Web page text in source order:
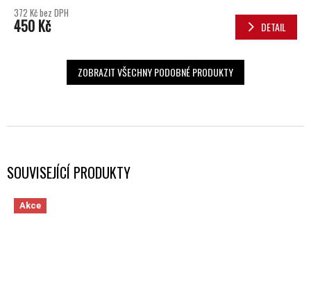
SOUVISEJÍCÍ PRODUKTY
Akce
372 Kč bez DPH
450 Kč DETAIL
ZOBRAZIT VŠECHNY PODOBNÉ PRODUKTY